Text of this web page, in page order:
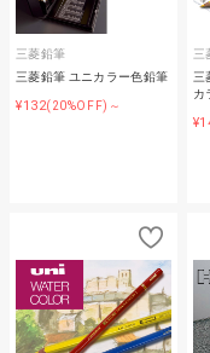
三菱鉛筆
三菱鉛筆 ユニカラー色鉛筆
¥132(20%OFF)～
三
三
カ